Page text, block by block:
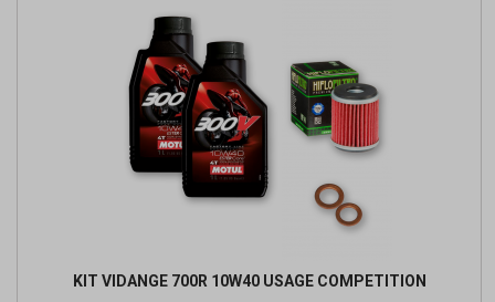
KIT VIDANGE 700R 10W40 USAGE COMPETITION